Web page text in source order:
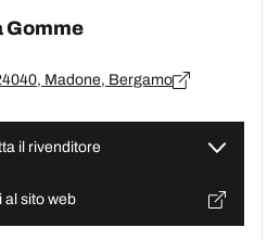
Gomme
Madone, Bergamo
il rivenditore
al sito web